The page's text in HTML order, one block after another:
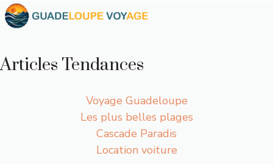
Articles Tendances
Voyage Guadeloupe
Les plus belles plages
Cascade Paradis
Location voiture